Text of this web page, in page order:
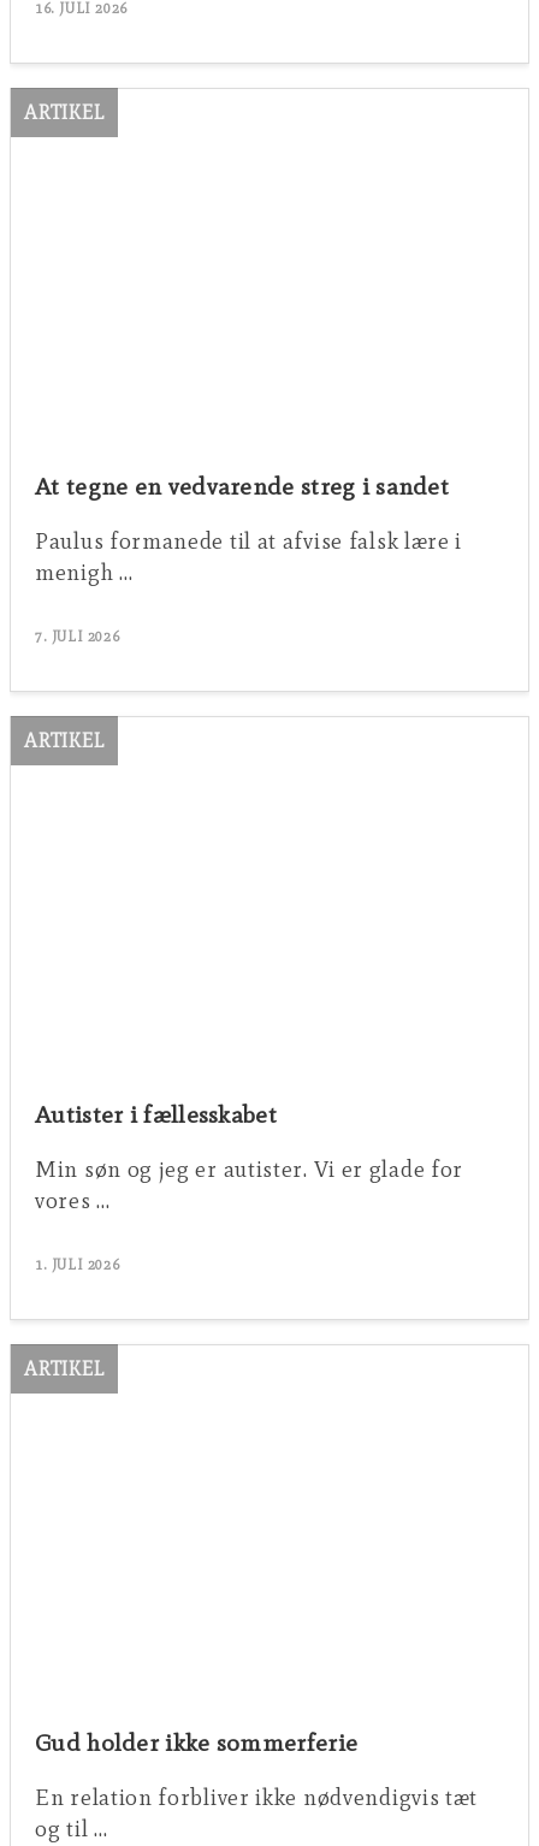
16. JULI 2026
ARTIKEL
At tegne en vedvarende streg i sandet
Paulus formanede til at afvise falsk lære i
menigh …
7. JULI 2026
ARTIKEL
Autister i fællesskabet
Min søn og jeg er autister. Vi er glade for
vores …
1. JULI 2026
ARTIKEL
Gud holder ikke sommerferie
En relation forbliver ikke nødvendigvis tæt
og til …